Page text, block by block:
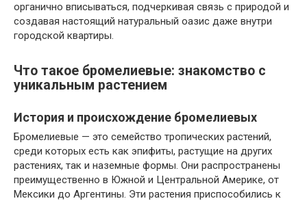
органично вписываться, подчеркивая связь с природой и
создавая настоящий натуральный оазис даже внутри
городской квартиры.
Что такое бромелиевые: знакомство с
уникальным растением
История и происхождение бромелиевых
Бромелиевые — это семейство тропических растений,
среди которых есть как эпифиты, растущие на других
растениях, так и наземные формы. Они распространены
преимущественно в Южной и Центральной Америке, от
Мексики до Аргентины. Эти растения приспособились к